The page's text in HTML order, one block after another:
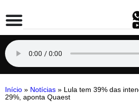
Início » Notícias » Lula tem 39% das
29%, aponta Quaest